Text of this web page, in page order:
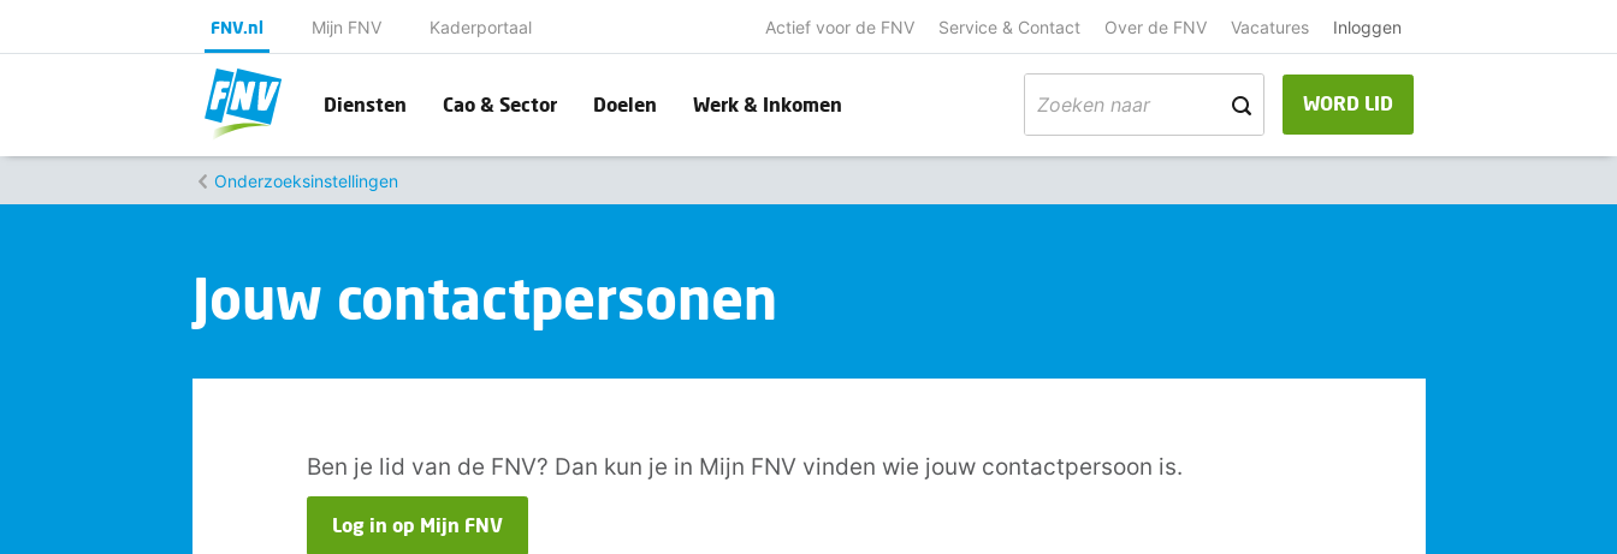
FNV.nl Mijn FNV Kaderportaal Actief voor de FNV Service & Contact Over de FNV Vacatures Inloggen
Diensten Cao & Sector Doelen Werk & Inkomen WORD LID
Onderzoeksinstellingen
Jouw contactpersonen
Ben je lid van de FNV? Dan kun je in Mijn FNV vinden wie jouw contactpersoon is.
Log in op Mijn FNV